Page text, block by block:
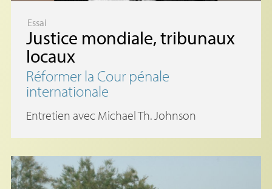
Essai
Justice mondiale, tribunaux
locaux
Réformer la Cour pénale
internationale
Entretien avec Michael Th. Johnson